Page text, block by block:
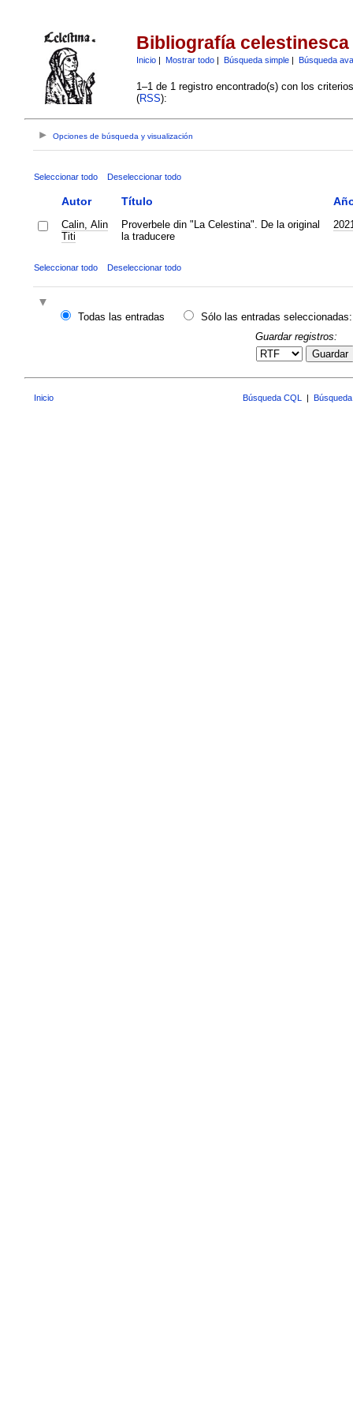
Bibliografía celestinesca
Inicio| Mostrar todo| Búsqueda simple| Búsqueda
1–1 de 1 registro encontrado(s) con los
(RSS):
Opciones de búsqueda y visualización
Seleccionar todo Deseleccionar todo
Autor Título
Calin, Alin
Titi
Proverbele din "La Celestina". De la original
la traducere
Seleccionar todo Deseleccionar todo
Todas las entradas
Sólo las entradas seleccionadas:
Guardar registros:
Guardar
Inicio Búsqueda CQL